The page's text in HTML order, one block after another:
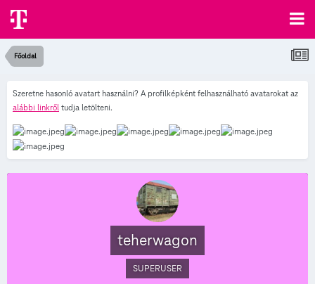
Főoldal
Szeretne hasonló avatart használni? A profilképként felhasználható avatarokat az
alábbi linkről tudja letölteni.
teherwagon
SUPERUSER